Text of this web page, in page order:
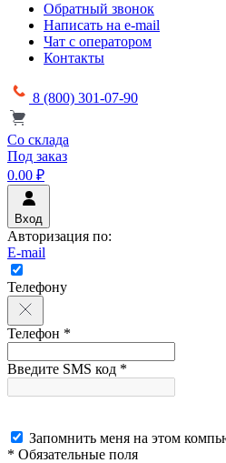
Обратный звонок
Написать на e-mail
Чат с оператором
Контакты
8 (800) 301-07-90
Со склада
Под заказ
0.00 ₽
Вход
Авторизация по:
E-mail
Телефону
Телефон *
Введите SMS код *
Запомнить меня на этом
* Обязательные поля